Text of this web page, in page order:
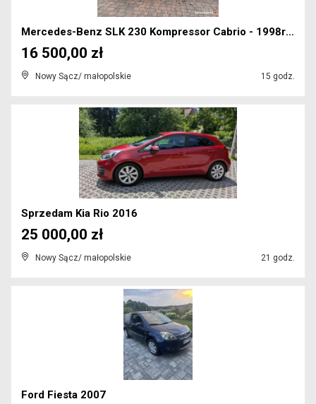
Mercedes-Benz SLK 230 Kompressor Cabrio - 1998r ka...
Nowy Sącz/ małopolskie 15 godz.
16 500,00 zł
Sprzedam Kia Rio 2016
Nowy Sącz/ małopolskie 21 godz.
25 000,00 zł
Ford Fiesta 2007